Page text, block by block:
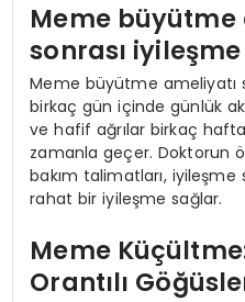
Meme büyütme
sonrası
Meme büyütme ameliyatı
birkaç gün içinde günlük
ve hafif ağrılar birkaç
zamanla geçer. Doktorun
bakım talimatları, iyileşme
rahat bir iyileşme sağlar.
Meme
Orantılı